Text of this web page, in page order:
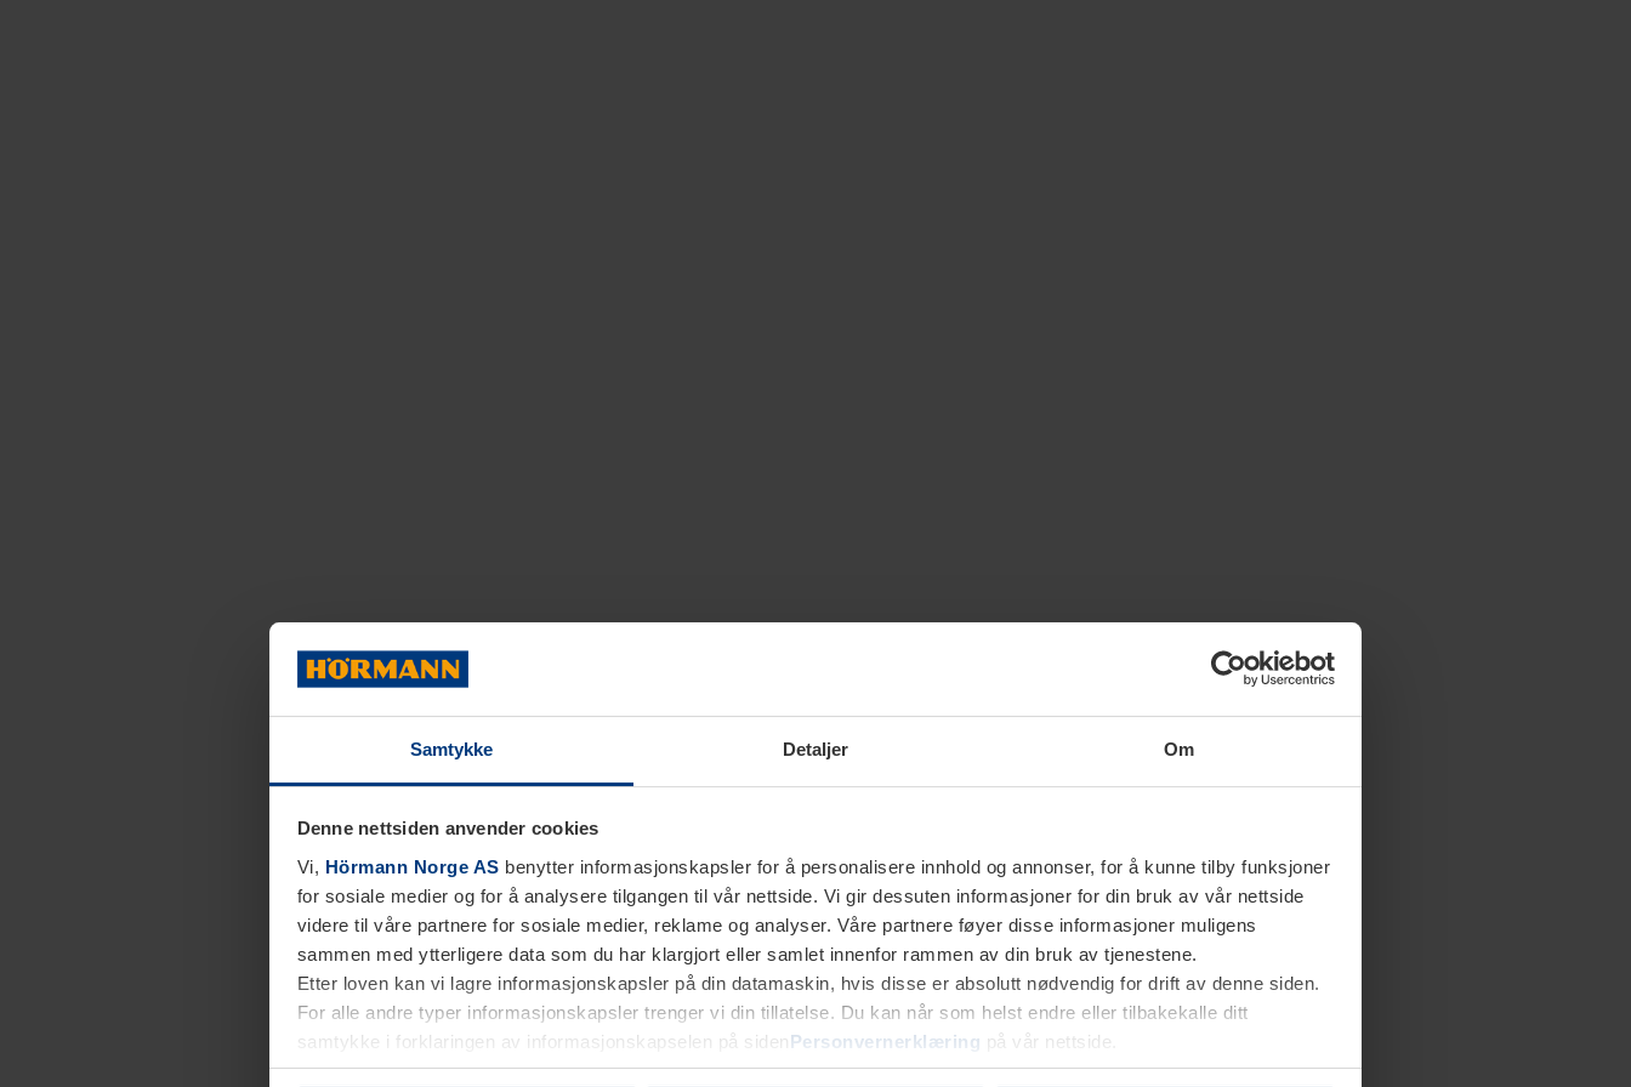
Samtykke Detaljer Om
Denne nettsiden anvender cookies
Vi, Hörmann Norge AS benytter informasjonskapsler for å personalisere innhold og annonser, for å kunne tilby funksjoner
for sosiale medier og for å analysere tilgangen til vår nettside. Vi gir dessuten informasjoner for din bruk av vår nettside
videre til våre partnere for sosiale medier, reklame og analyser. Våre partnere føyer disse informasjoner muligens
sammen med ytterligere data som du har klargjort eller samlet innenfor rammen av din bruk av tjenestene.
Etter loven kan vi lagre informasjonskapsler på din datamaskin, hvis disse er absolutt nødvendig for drift av denne siden.
For alle andre typer informasjonskapsler trenger vi din tillatelse. Du kan når som helst endre eller tilbakekalle ditt
samtykke i forklaringen av informasjonskapselen på sidenPersonvernerklæring på vår nettside.